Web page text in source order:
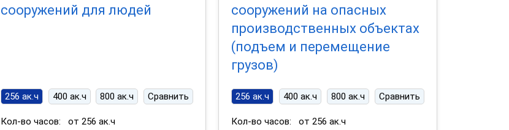
сооружений для людей
256 ак.ч 400 ак.ч 800 ак.ч Сравнить
Кол-во часов:
от 256 ак.ч
сооружений на опасных
производственных объектах
(подъем и перемещение
грузов)
256 ак.ч 400 ак.ч 800 ак.ч Сравнить
Кол-во часов:
от 256 ак.ч